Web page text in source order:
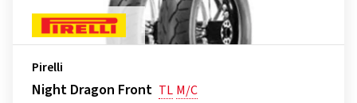
Pirelli
Night Dragon Front TL M/C